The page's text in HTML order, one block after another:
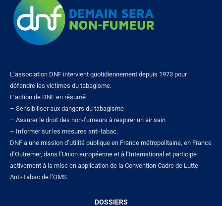
L’association DNF intervient quotidiennement depuis 1973 pour
défendre les victimes du tabagisme.
L’action de DNF en résumé :
– Sensibiliser aux dangers du tabagisme
– Assurer le droit des non-fumeurs à respirer un air sain
– Informer sur les mesures anti-tabac.
DNF a une mission d’utilité publique en France métropolitaine, en France
d’Outremer, dans l’Union européenne et à l’International et participe
activement à la mise en application de la Convention Cadre de Lutte
Anti-Tabac de l’OMS.
DOSSIERS